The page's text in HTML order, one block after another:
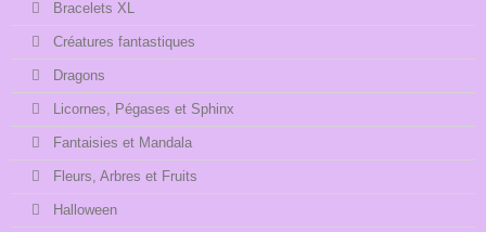
Bracelets XL
Créatures fantastiques
Dragons
Licornes, Pégases et Sphinx
Fantaisies et Mandala
Fleurs, Arbres et Fruits
Halloween